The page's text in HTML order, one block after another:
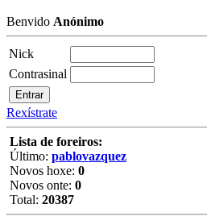
Benvido Anónimo
Nick
Contrasinal
Rexístrate
Lista de foreiros:
Último: pablovazquez
Novos hoxe: 0
Novos onte: 0
Total: 20387